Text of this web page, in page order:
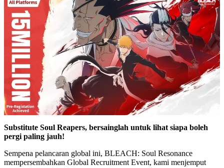
Substitute Soul Reapers, bersainglah untuk lihat siapa boleh
pergi paling jauh!
Sempena pelancaran global ini, BLEACH: Soul Resonance
mempersembahkan Global Recruitment Event, kami menjemput